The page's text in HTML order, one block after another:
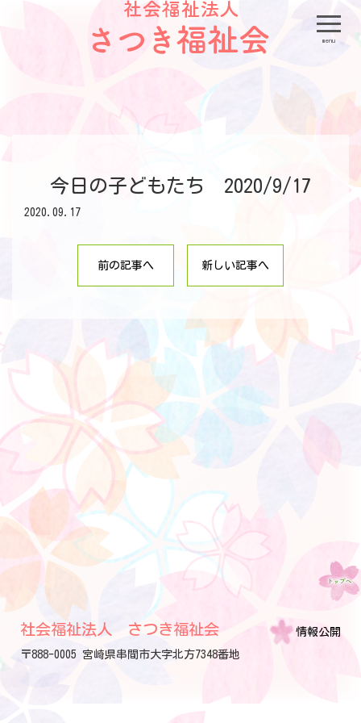
menu
今日の子どもたち 2020/9/17
2020.09.17
前の記事へ 新しい記事へ
社会福祉法人 さつき福祉会
〒888-0005 宮崎県串間市大字北方7348番地
情報公開